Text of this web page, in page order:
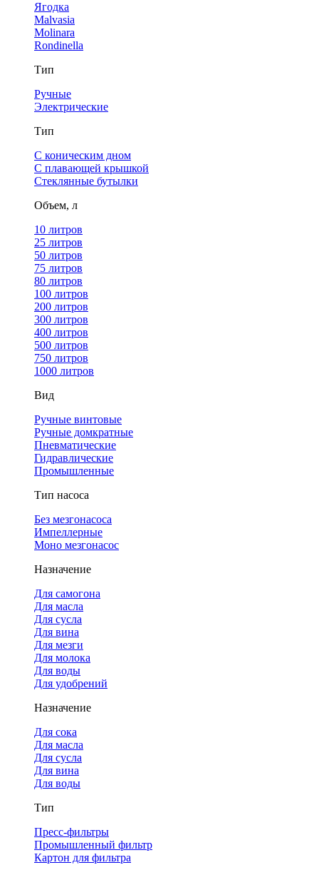
Ягодка
Malvasia
Molinara
Rondinella
Тип
Ручные
Электрические
Тип
С коническим дном
С плавающей крышкой
Стеклянные бутылки
Объем, л
10 литров
25 литров
50 литров
75 литров
80 литров
100 литров
200 литров
300 литров
400 литров
500 литров
750 литров
1000 литров
Вид
Ручные винтовые
Ручные домкратные
Пневматические
Гидравлические
Промышленные
Тип насоса
Без мезгонасоса
Импеллерные
Моно мезгонасос
Назначение
Для самогона
Для масла
Для сусла
Для вина
Для мезги
Для молока
Для воды
Для удобрений
Назначение
Для сока
Для масла
Для сусла
Для вина
Для воды
Тип
Пресс-фильтры
Промышленный фильтр
Картон для фильтра